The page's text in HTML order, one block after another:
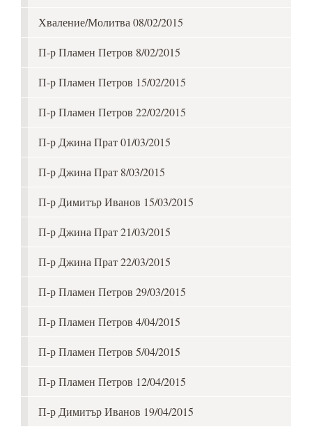
Хваление/Молитва 08/02/2015
П-р Пламен Петров 8/02/2015
П-р Пламен Петров 15/02/2015
П-р Пламен Петров 22/02/2015
П-р Джина Прат 01/03/2015
П-р Джина Прат 8/03/2015
П-р Димитър Иванов 15/03/2015
П-р Джина Прат 21/03/2015
П-р Джина Прат 22/03/2015
П-р Пламен Петров 29/03/2015
П-р Пламен Петров 4/04/2015
П-р Пламен Петров 5/04/2015
П-р Пламен Петров 12/04/2015
П-р Димитър Иванов 19/04/2015